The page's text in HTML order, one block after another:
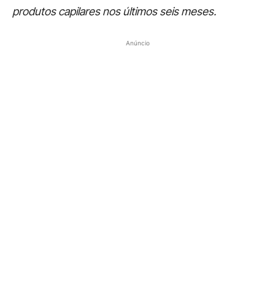
produtos capilares nos últimos seis meses.
Anúncio